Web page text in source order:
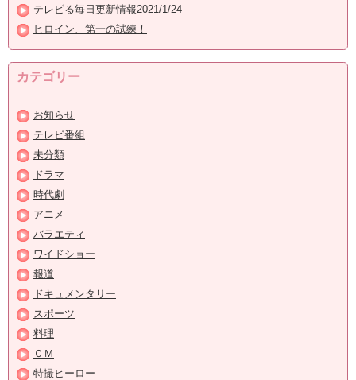
テレビる毎日更新情報2021/1/24
ヒロイン、第一の試練！
カテゴリー
お知らせ
テレビ番組
未分類
ドラマ
時代劇
アニメ
バラエティ
ワイドショー
報道
ドキュメンタリー
スポーツ
料理
ＣＭ
特撮ヒーロー